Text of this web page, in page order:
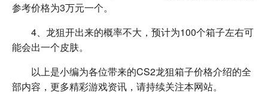
参考价格为3万元一个。
4、龙狙开出来的概率不大，预计为100个箱子左右可
能会出一个皮肤。
以上是小编为各位带来的CS2龙狙箱子价格介绍的全
部内容，更多精彩游戏资讯，请持续关注本网站。